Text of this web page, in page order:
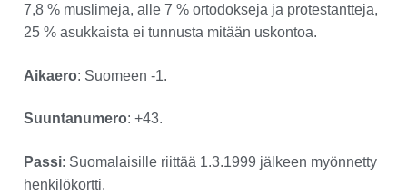
7,8 % muslimeja, alle 7 % ortodokseja ja protestantteja,
25 % asukkaista ei tunnusta mitään uskontoa.
Aikaero: Suomeen -1.
Suuntanumero: +43.
Passi: Suomalaisille riittää 1.3.1999 jälkeen myönnetty
henkilökortti.